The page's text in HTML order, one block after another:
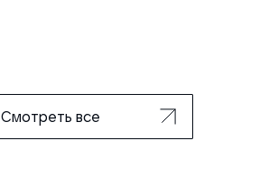
Смотреть все